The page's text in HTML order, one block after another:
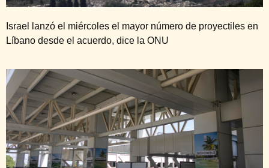
Israel lanzó el miércoles el mayor número de proyectiles en
Líbano desde el acuerdo, dice la ONU